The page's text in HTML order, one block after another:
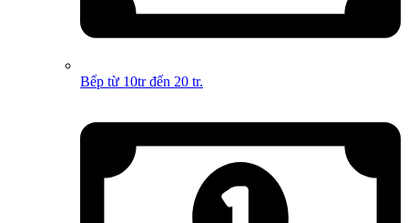
Bếp từ 10tr đến 20 tr.